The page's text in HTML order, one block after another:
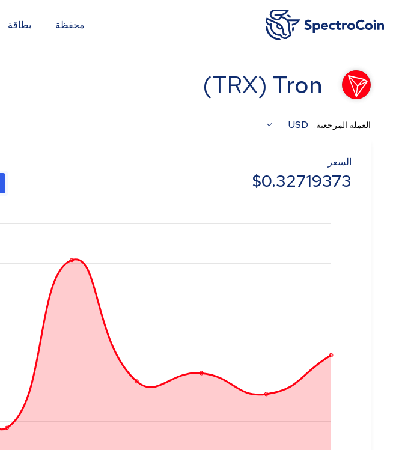
محفظة بطاقة
Tron
(
TRX
)
العملة المرجعية: USD
السعر
$0.32719373